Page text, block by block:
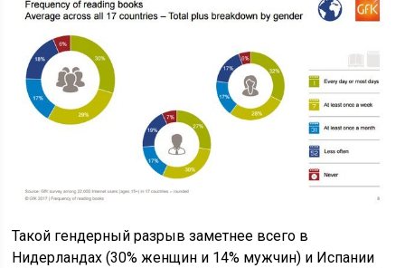
Такой гендерный разрыв заметнее всего в
Нидерландах (30% женщин и 14% мужчин) и Испании